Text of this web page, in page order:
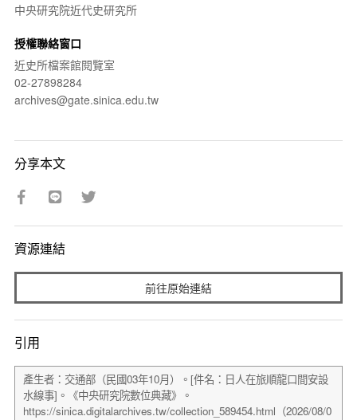
中央研究院近代史研究所
授權聯絡窗口
近史所檔案館閱覽室
02-27898284
archives@gate.sinica.edu.tw
分享本文
資源連結
前往原始連結
引用